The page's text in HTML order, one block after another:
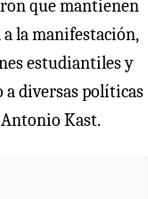
que mantienen
a la manifestación,
estudiantiles y
a diversas políticas
Kast.